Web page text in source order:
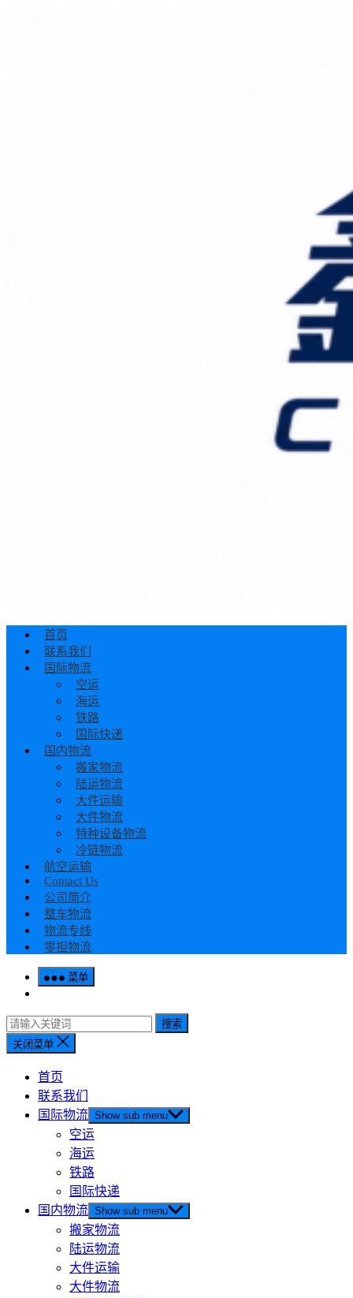
首页
联系我们
国际物流
空运
海运
铁路
国际快递
国内物流
搬家物流
陆运物流
大件运输
大件物流
特种设备物流
冷链物流
航空运输
Contact Us
公司简介
整车物流
物流专线
零担物流
菜单
搜索
关闭菜单
首页
联系我们
国际物流 Show sub menu
空运
海运
铁路
国际快递
国内物流 Show sub menu
搬家物流
陆运物流
大件运输
大件物流